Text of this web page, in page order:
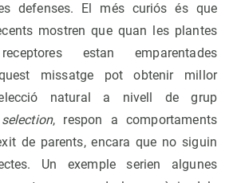
defenses. El més curiós és que
mostren que quan les plantes
estan emparentades
missatge pot obtenir millor
natural a nivell de grup
, respon a comportaments
de parents, encara que no siguin
Un exemple serien algunes